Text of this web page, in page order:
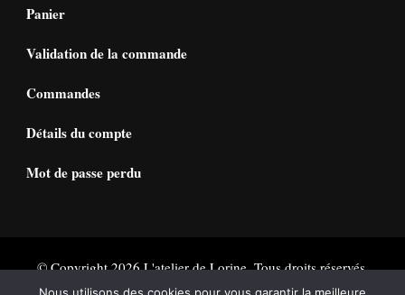
Panier
Validation de la commande
Commandes
Détails du compte
Mot de passe perdu
© Copyright 2026L'atelier de Lorine. Tous droits réservés.
Vilva | Développé parBlossom Themes. Propulsé par